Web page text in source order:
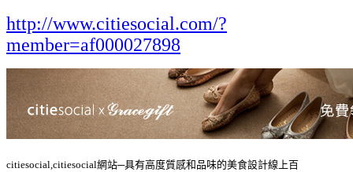
http://www.citiesocial.com/?
member=af000027898
citiesocial,citiesocial網站─具有高度質感和品味的美食設計線上百